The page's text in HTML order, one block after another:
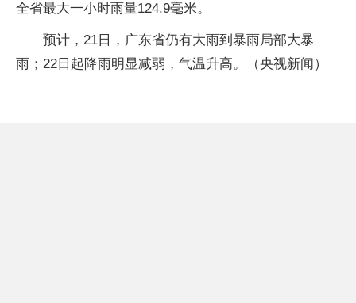
全省最大一小时雨量124.9毫米。
预计，21日，广东省仍有大雨到暴雨局部大暴
雨；22日起降雨明显减弱，气温升高。（央视新闻）